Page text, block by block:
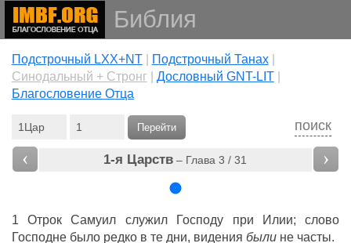
Библия
Подстрочный LXX+NT| Подстрочный Танах|
Cинодальный + Стронг| Дословный GNT-LIT|
Благословение Отца
поиск
Перейти
‹ 1-я Царств – Глава 3 / 31 ›
1Отрок Самуил служил Господу при Илии;слово
Господнебыло редков те дни, видения былине часты.